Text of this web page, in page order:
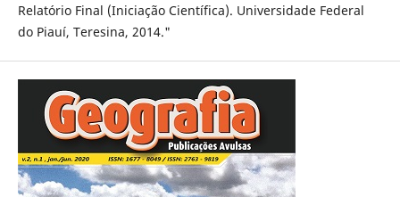
Relatório Final (Iniciação Científica). Universidade Federal
do Piauí, Teresina, 2014."